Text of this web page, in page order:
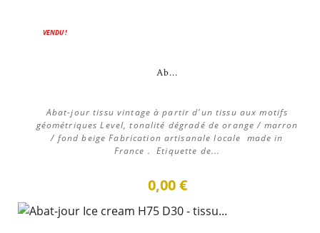
VENDU !
Ab...
Abat-jour tissu vintage à partir d'un tissu aux motifs
géométriques Level, tonalité dégradé de orange / marron
/ fond beige Fabrication artisanale locale made in
France . Etiquette de...
0,00 €